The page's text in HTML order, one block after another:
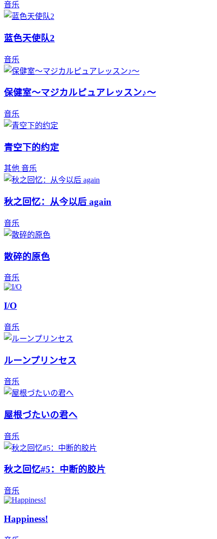
音乐
蓝色天使队2
音乐
保健室～マジカルピュアレッスン♪～
音乐
青空下的约定
其他 音乐
秋之回忆：从今以后 again
音乐
散碎的原色
音乐
I/O
音乐
ルーンプリンセス
音乐
屋根づたいの君へ
音乐
秋之回忆#5：中断的胶片
音乐
Happiness!